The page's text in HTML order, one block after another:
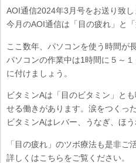
AOI通信2024年3月号をお送り致し
今月のAOI通信は「目の疲れ」と
ここ数年、パソコンを使う時間が
パソコンの作業中は1時間に５～
に付けましょう。
ビタミンAは「目のビタミン」と
せる働きがあります。涙をつくっ
ビタミンAはレバー、うなぎ、ほ
「目の疲れ」のツボ療法も是非ご
詳しくはこちらをご覧ください。